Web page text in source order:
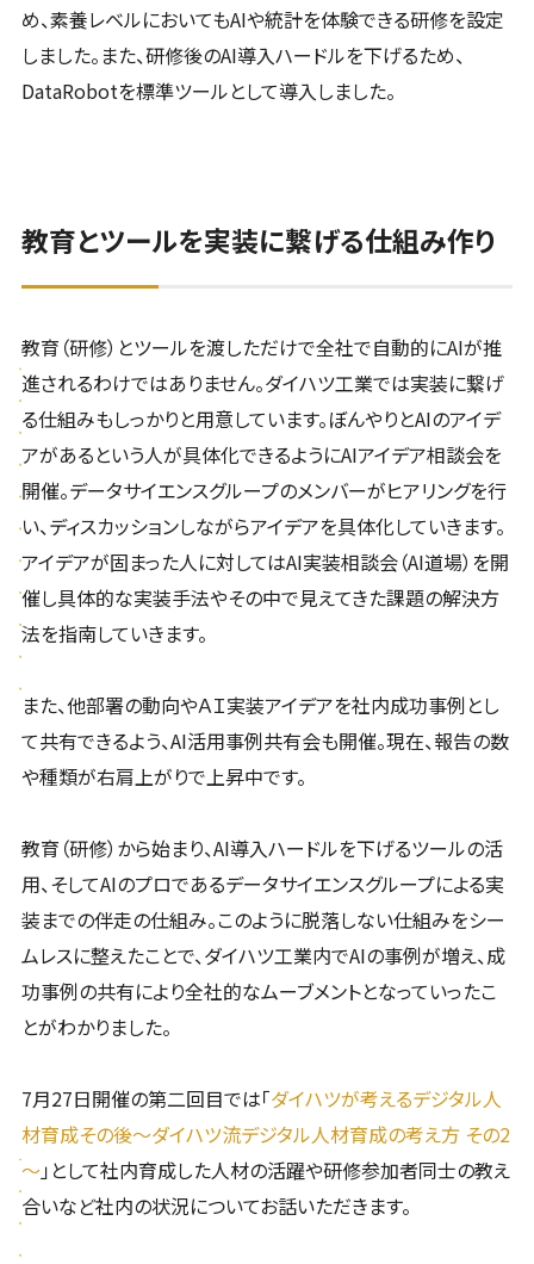
め、素養レベルにおいてもAIや統計を体験できる研修を設定
しました。また、研修後のAI導入ハードルを下げるため、
DataRobotを標準ツールとして導入しました。
教育とツールを実装に繋げる仕組み作り
教育（研修）とツールを渡しただけで全社で自動的にAIが推
進されるわけではありません。ダイハツ工業では実装に繋げ
る仕組みもしっかりと用意しています。ぼんやりとAIのアイデ
アがあるという人が具体化できるようにAIアイデア相談会を
開催。データサイエンスグループのメンバーがヒアリングを行
い、ディスカッションしながらアイデアを具体化していきます。
アイデアが固まった人に対してはAI実装相談会（AI道場）を開
催し具体的な実装手法やその中で見えてきた課題の解決方
法を指南していきます。
また、他部署の動向やＡＩ実装アイデアを社内成功事例とし
て共有できるよう、AI活用事例共有会も開催。現在、報告の数
や種類が右肩上がりで上昇中です。
教育（研修）から始まり、AI導入ハードルを下げるツールの活
用、そしてAIのプロであるデータサイエンスグループによる実
装までの伴走の仕組み。このように脱落しない仕組みをシー
ムレスに整えたことで、ダイハツ工業内でAIの事例が増え、成
功事例の共有により全社的なムーブメントとなっていったこ
とがわかりました。
7月27日開催の第二回目では「ダイハツが考えるデジタル人
材育成その後～ダイハツ流デジタル人材育成の考え方 その2
～」として社内育成した人材の活躍や研修参加者同士の教え
合いなど社内の状況についてお話いただきます。